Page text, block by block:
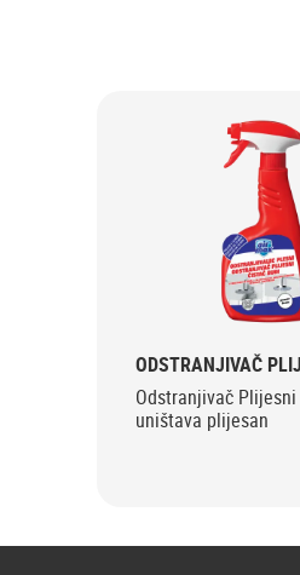
ODSTRANJIVAČ
Odstranjivač
uništava plijesan